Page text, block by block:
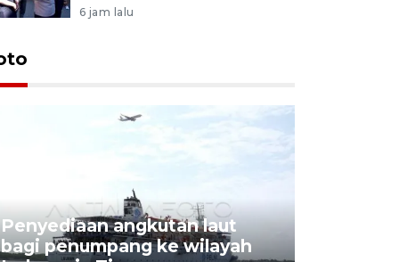
6 jam lalu
Penyediaan angkutan laut
bagi penumpang ke wilayah